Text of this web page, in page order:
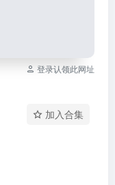
登录认领此网址
加入合集